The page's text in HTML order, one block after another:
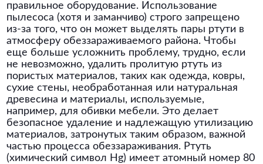
правильное оборудование. Использование
пылесоса (хотя и заманчиво) строго запрещено
из-за того, что он может выделять пары ртути в
атмосферу обеззараживаемого района. Чтобы
еще больше усложнить проблему, трудно, если
не невозможно, удалить пролитую ртуть из
пористых материалов, таких как одежда, ковры,
сухие стены, необработанная или натуральная
древесина и материалы, используемые,
например, для обивки мебели. Это делает
безопасное удаление и надлежащую утилизацию
материалов, затронутых таким образом, важной
частью процесса обеззараживания. Ртуть
(химический символ Hg) имеет атомный номер 80